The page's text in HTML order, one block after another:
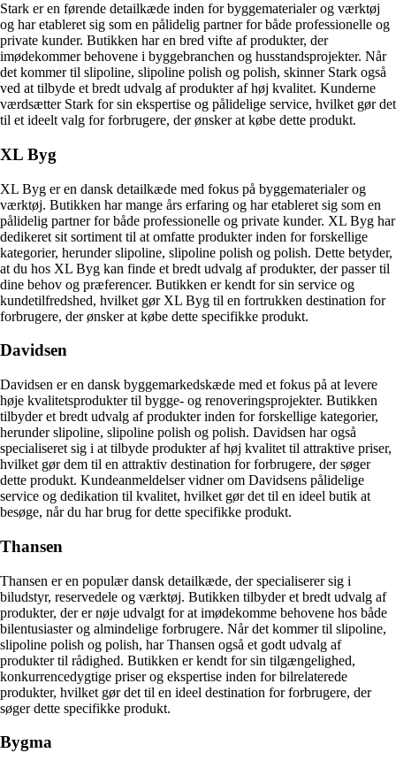
Stark er en førende detailkæde inden for byggematerialer og værktøj
og har etableret sig som en pålidelig partner for både professionelle og
private kunder. Butikken har en bred vifte af produkter, der
imødekommer behovene i byggebranchen og husstandsprojekter. Når
det kommer til slipoline, slipoline polish og polish, skinner Stark også
ved at tilbyde et bredt udvalg af produkter af høj kvalitet. Kunderne
værdsætter Stark for sin ekspertise og pålidelige service, hvilket gør det
til et ideelt valg for forbrugere, der ønsker at købe dette produkt.
XL Byg
XL Byg er en dansk detailkæde med fokus på byggematerialer og
værktøj. Butikken har mange års erfaring og har etableret sig som en
pålidelig partner for både professionelle og private kunder. XL Byg har
dedikeret sit sortiment til at omfatte produkter inden for forskellige
kategorier, herunder slipoline, slipoline polish og polish. Dette betyder,
at du hos XL Byg kan finde et bredt udvalg af produkter, der passer til
dine behov og præferencer. Butikken er kendt for sin service og
kundetilfredshed, hvilket gør XL Byg til en fortrukken destination for
forbrugere, der ønsker at købe dette specifikke produkt.
Davidsen
Davidsen er en dansk byggemarkedskæde med et fokus på at levere
høje kvalitetsprodukter til bygge- og renoveringsprojekter. Butikken
tilbyder et bredt udvalg af produkter inden for forskellige kategorier,
herunder slipoline, slipoline polish og polish. Davidsen har også
specialiseret sig i at tilbyde produkter af høj kvalitet til attraktive priser,
hvilket gør dem til en attraktiv destination for forbrugere, der søger
dette produkt. Kundeanmeldelser vidner om Davidsens pålidelige
service og dedikation til kvalitet, hvilket gør det til en ideel butik at
besøge, når du har brug for dette specifikke produkt.
Thansen
Thansen er en populær dansk detailkæde, der specialiserer sig i
biludstyr, reservedele og værktøj. Butikken tilbyder et bredt udvalg af
produkter, der er nøje udvalgt for at imødekomme behovene hos både
bilentusiaster og almindelige forbrugere. Når det kommer til slipoline,
slipoline polish og polish, har Thansen også et godt udvalg af
produkter til rådighed. Butikken er kendt for sin tilgængelighed,
konkurrencedygtige priser og ekspertise inden for bilrelaterede
produkter, hvilket gør det til en ideel destination for forbrugere, der
søger dette specifikke produkt.
Bygma